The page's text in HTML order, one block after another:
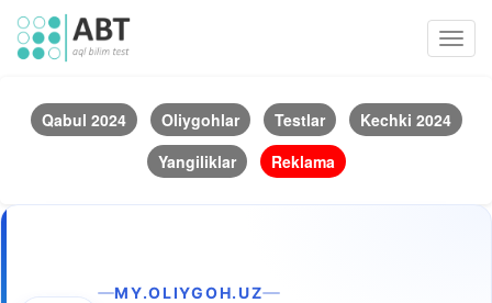
Qabul 2024 Oliygohlar Testlar
Kechki 2024
Yangiliklar
Reklama
MY.OLIYGOH.UZ